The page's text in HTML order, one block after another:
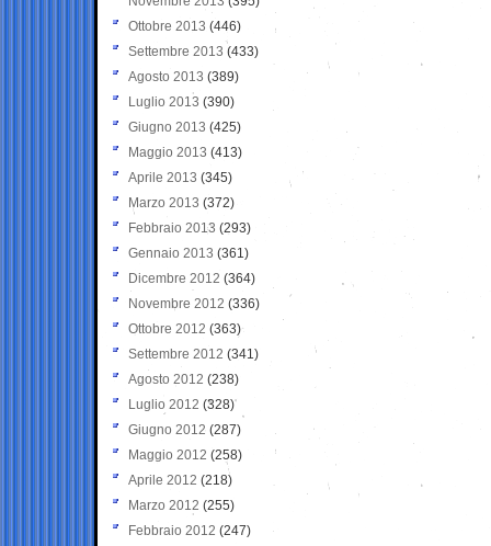
Ottobre 2013 (446)
Settembre 2013 (433)
Agosto 2013 (389)
Luglio 2013 (390)
Giugno 2013 (425)
Maggio 2013 (413)
Aprile 2013 (345)
Marzo 2013 (372)
Febbraio 2013 (293)
Gennaio 2013 (361)
Dicembre 2012 (364)
Novembre 2012 (336)
Ottobre 2012 (363)
Settembre 2012 (341)
Agosto 2012 (238)
Luglio 2012 (328)
Giugno 2012 (287)
Maggio 2012 (258)
Aprile 2012 (218)
Marzo 2012 (255)
Febbraio 2012 (247)